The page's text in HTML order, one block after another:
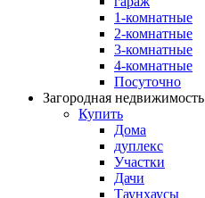
1-комнатные
2-комнатные
3-комнатные
4-комнатные
Посуточно
Загородная недвижимость
Купить
Дома
дуплекс
Участки
Дачи
Таунхаусы